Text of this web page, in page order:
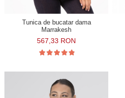
Tunica de bucatar dama
Marrakesh
567,33 RON